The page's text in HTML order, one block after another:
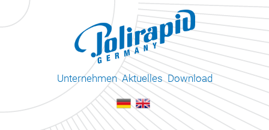
Unternehmen Aktuelles Download